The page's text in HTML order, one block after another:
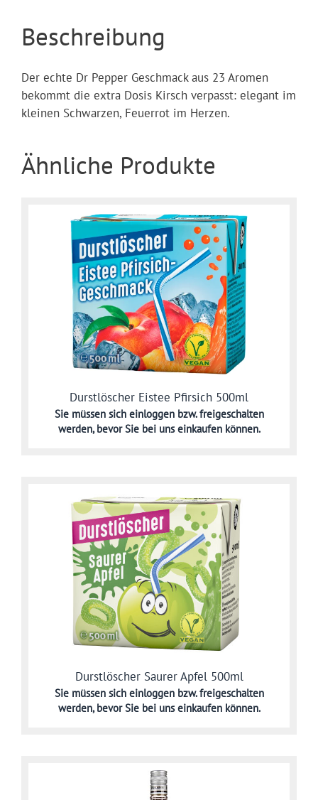
Beschreibung
Der echte Dr Pepper Geschmack aus 23 Aromen
bekommt die extra Dosis Kirsch verpasst: elegant im
kleinen Schwarzen, Feuerrot im Herzen.
Ähnliche Produkte
Durstlöscher Eistee Pfirsich 500ml
Sie müssen sich einloggen bzw. freigeschalten
werden,bevor Sie bei uns einkaufen können.
Durstlöscher Saurer Apfel 500ml
Sie müssen sich einloggen bzw. freigeschalten
werden,bevor Sie bei uns einkaufen können.